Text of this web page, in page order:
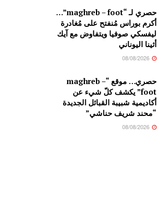
حصري لـ “maghreb – foot”…
أكرم بوراس مُنفتح على مُغادرة
ليفسكي صوفيا ويتفاوض مع آيك
أثينا اليوناني
حصري… موقع “maghreb –
foot” يكشف كلّ شيء عن
أكاديمية شبيبة القبائل الجديدة
“محند شريف حناشي”